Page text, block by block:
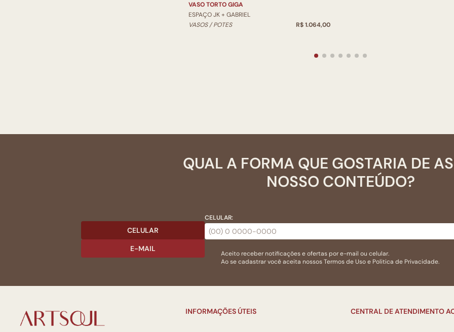
VASO TORTO GIGA
ESPAÇO JK + GABRIEL
VASOS / POTES
R$ 1.064,00
QUAL A FORMA QUE GOSTARIA DE
NOSSO CONTEÚDO?
CELULAR
E-MAIL
CELULAR:
Aceito receber notificações e ofertas por e-mail ou celular.
Ao se cadastrar você aceita nossosTermos de Usoe Politica de Privacidade.
INFORMAÇÕES ÚTEIS CENTRAL DE ATENDIMENTO